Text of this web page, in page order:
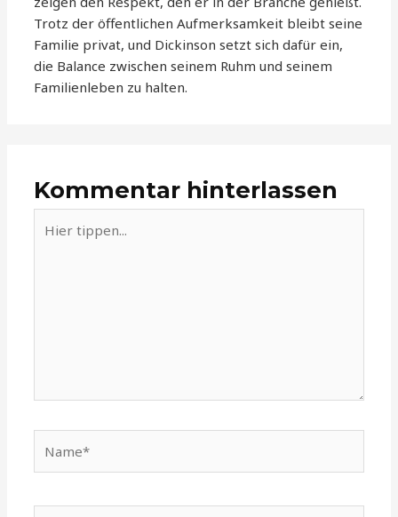
Trotz der öffentlichen Aufmerksamkeit bleibt seine
Familie privat, und Dickinson setzt sich dafür ein,
die Balance zwischen seinem Ruhm und seinem
Familienleben zu halten.
Kommentar hinterlassen
tippen...